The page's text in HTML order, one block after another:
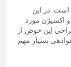
در این
اکسیژن مورد
این حوض از
بسیار مهم